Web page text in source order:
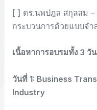
[ ] ดร.นพปฎล สกุลสม –
กระบวนการด้วยแบบจ
เนื้อหาการอบรมทั้ง 3 วั
วันที่ 1: Business
Industry